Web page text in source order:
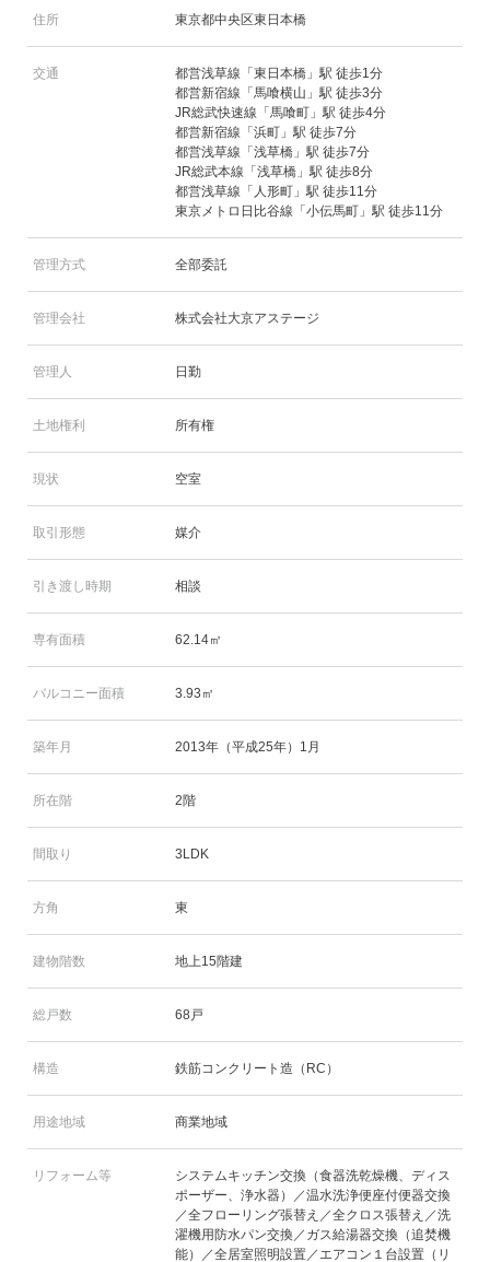
住所 東京都中央区東日本橋
交通
都営浅草線「東日本橋」駅 徒歩1分
都営新宿線「馬喰横山」駅 徒歩3分
JR総武快速線「馬喰町」駅 徒歩4分
都営新宿線「浜町」駅 徒歩7分
都営浅草線「浅草橋」駅 徒歩7分
JR総武本線「浅草橋」駅 徒歩8分
都営浅草線「人形町」駅 徒歩11分
東京メトロ日比谷線「小伝馬町」駅 徒歩11分
管理方式 全部委託
管理会社 株式会社大京アステージ
管理人 日勤
土地権利 所有権
現状 空室
取引形態 媒介
引き渡し時期 相談
専有面積 62.14㎡
バルコニー面積 3.93㎡
築年月 2013年（平成25年）1月
所在階 2階
間取り 3LDK
方角 東
建物階数 地上15階建
総戸数 68戸
構造 鉄筋コンクリート造（RC）
用途地域 商業地域
リフォーム等
システムキッチン交換（食器洗乾燥機、ディス
ポーザー、浄水器）／温水洗浄便座付便器交換
／全フローリング張替え／全クロス張替え／洗
濯機用防水パン交換／ガス給湯器交換（追焚機
能）／全居室照明設置／エアコン１台設置（リ